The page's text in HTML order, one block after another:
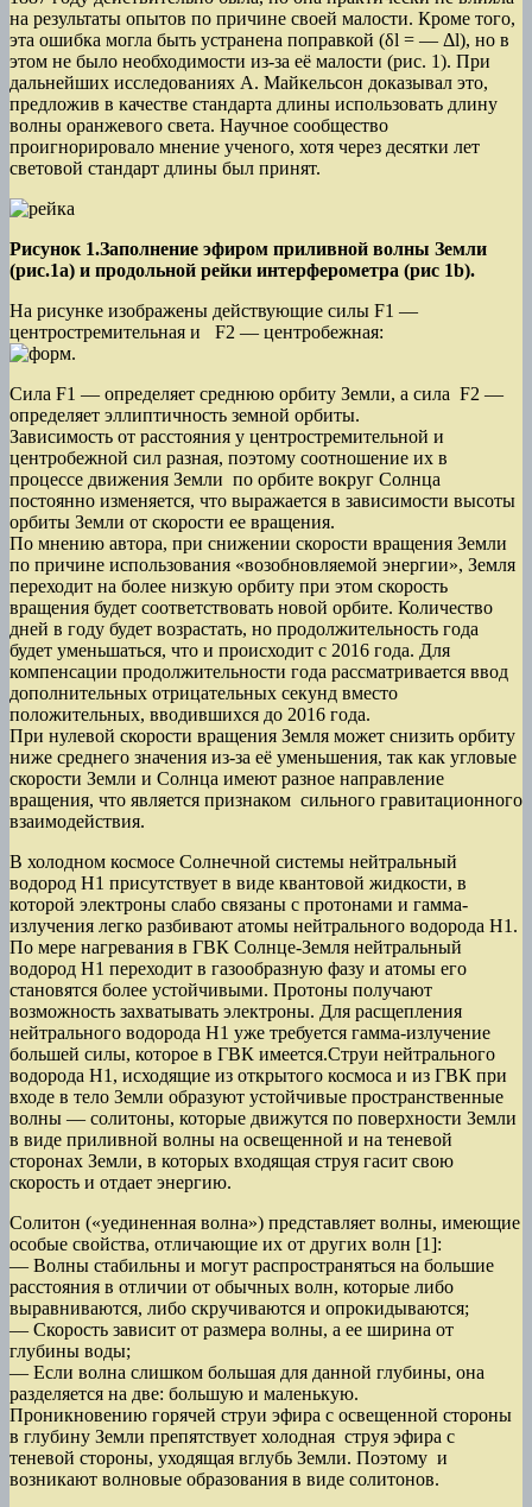
на результаты опытов по причине своей малости. Кроме того,
эта ошибка могла быть устранена поправкой (δl = — Δl), но в
этом не было необходимости из-за её малости (рис. 1). При
дальнейших исследованиях А. Майкельсон доказывал это,
предложив в качестве стандарта длины использовать длину
волны оранжевого света. Научное сообщество
проигнорировало мнение ученого, хотя через десятки лет
световой стандарт длины был принят.
Рисунок 1.Заполнение эфиром приливной волны Земли
(рис.1а) и продольной рейки интерферометра (рис 1b).
На рисунке изображены действующие силы F1 —
центростремительная и F2 — центробежная:
Сила F1 — определяет среднюю орбиту Земли, а сила F2 —
определяет эллиптичность земной орбиты.
Зависимость от расстояния у центростремительной и
центробежной сил разная, поэтому соотношение их в
процессе движения Земли по орбите вокруг Солнца
постоянно изменяется, что выражается в зависимости высоты
орбиты Земли от скорости ее вращения.
По мнению автора, при снижении скорости вращения Земли
по причине использования «возобновляемой энергии», Земля
переходит на более низкую орбиту при этом скорость
вращения будет соответствовать новой орбите. Количество
дней в году будет возрастать, но продолжительность года
будет уменьшаться, что и происходит с 2016 года. Для
компенсации продолжительности года рассматривается ввод
дополнительных отрицательных секунд вместо
положительных, вводившихся до 2016 года.
При нулевой скорости вращения Земля может снизить орбиту
ниже среднего значения из-за её уменьшения, так как угловые
скорости Земли и Солнца имеют разное направление
вращения, что является признаком сильного гравитационного
взаимодействия.
В холодном космосе Солнечной системы нейтральный
водород Н1 присутствует в виде квантовой жидкости, в
которой электроны слабо связаны с протонами и гамма-
излучения легко разбивают атомы нейтрального водорода Н1.
По мере нагревания в ГВК Солнце-Земля нейтральный
водород Н1 переходит в газообразную фазу и атомы его
становятся более устойчивыми. Протоны получают
возможность захватывать электроны. Для расщепления
нейтрального водорода Н1 уже требуется гамма-излучение
большей силы, которое в ГВК имеется.Струи нейтрального
водорода Н1, исходящие из открытого космоса и из ГВК при
входе в тело Земли образуют устойчивые пространственные
волны — солитоны, которые движутся по поверхности Земли
в виде приливной волны на освещенной и на теневой
сторонах Земли, в которых входящая струя гасит свою
скорость и отдает энергию.
Солитон («уединенная волна») представляет волны, имеющие
особые свойства, отличающие их от других волн [1]:
— Волны стабильны и могут распространяться на большие
расстояния в отличии от обычных волн, которые либо
выравниваются, либо скручиваются и опрокидываются;
— Скорость зависит от размера волны, а ее ширина от
глубины воды;
— Если волна слишком большая для данной глубины, она
разделяется на две: большую и маленькую.
Проникновению горячей струи эфира с освещенной стороны
в глубину Земли препятствует холодная струя эфира с
теневой стороны, уходящая вглубь Земли. Поэтому и
возникают волновые образования в виде солитонов.